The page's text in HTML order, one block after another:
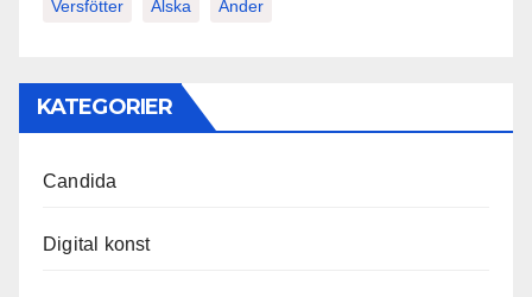
Versfötter Älska Änder
KATEGORIER
Candida
Digital konst